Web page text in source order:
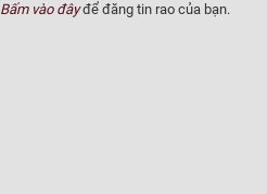
Bấm vào đâyđể đăng tin rao của bạn.